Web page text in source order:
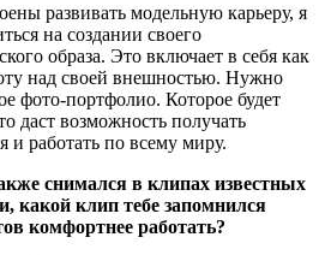
развивать модельную карьеру, я
на создании своего
образа. Это включает в себя как
над своей внешностью. Нужно
фото-портфолио. Которое будет
даст возможность получать
и работать по всему миру.
снимался в клипах известных
какой клип тебе запомнился
комфортнее работать?